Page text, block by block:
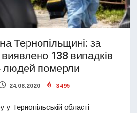
Тернопільщині: за
138 випадків
людей померли
24.08.2020 3495
Тернопільській області